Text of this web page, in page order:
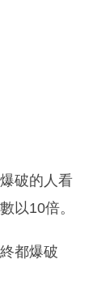
破的人看
以10倍。
都爆破